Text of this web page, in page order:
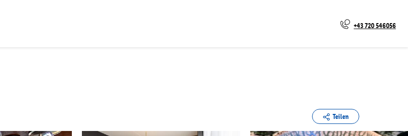
+43 720 546056
Teilen